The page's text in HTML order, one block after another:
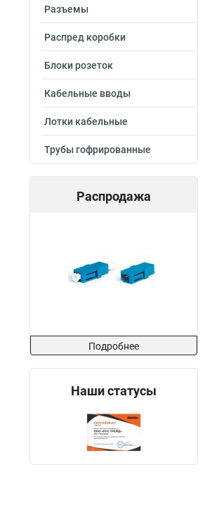
Разъемы
Распред коробки
Блоки розеток
Кабельные вводы
Лотки кабельные
Трубы гофрированные
Распродажа
Подробнее
Наши статусы